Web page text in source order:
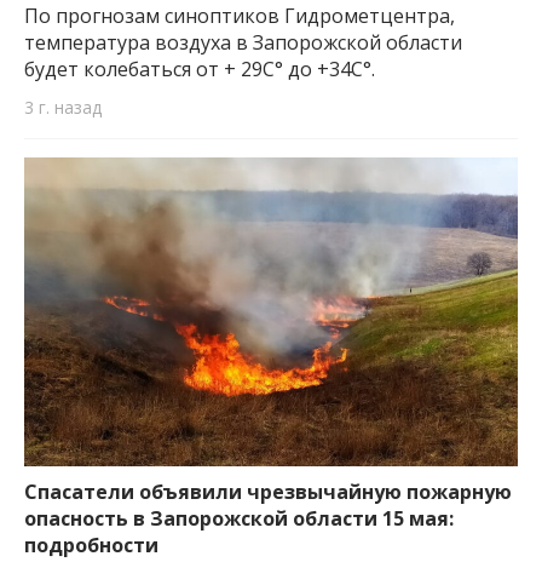
По прогнозам синоптиков Гидрометцентра,
температура воздуха в Запорожской области
будет колебаться от + 29С° до +34С°.
3 г. назад
Спасатели объявили чрезвычайную пожарную
опасность в Запорожской области 15 мая:
подробности